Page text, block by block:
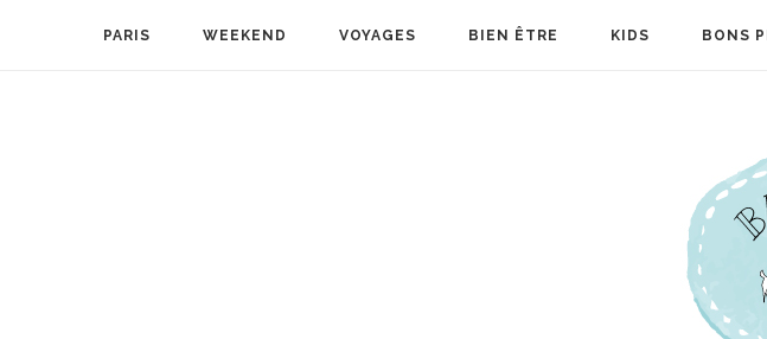
PARIS WEEKEND VOYAGES BIEN ÊTRE KIDS BONS